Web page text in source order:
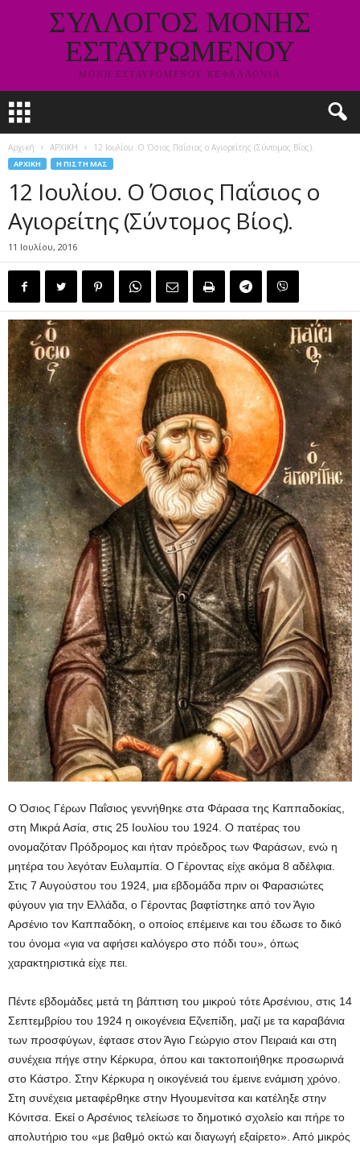
ΣΥΛΛΟΓΟΣ ΜΟΝΗΣ
ΕΣΤΑΥΡΩΜΕΝΟΥ
ΜΟΝΗ ΕΣΤΑΥΡΟΜΕΝΟΥ ΚΕΦΑΛΛΟΝΙΑ
Αρχική ΑΡΧΙΚΗ 12 Ιουλίου. Ο Όσιος Παΐσιος ο Αγιορείτης (Σύντομος Βίος).
ΑΡΧΙΚΗ Η ΠΙΣΤΗ ΜΑΣ
12 Ιουλίου. Ο Όσιος Παΐσιος ο
Αγιορείτης (Σύντομος Βίος).
11 Ιουλίου, 2016
Ο Όσιος Γέρων Παΐσιος γεννήθηκε στα Φάρασα της Καππαδοκίας,
στη Μικρά Ασία, στις 25 Ιουλίου του 1924. Ο πατέρας του
ονομαζόταν Πρόδρομος και ήταν πρόεδρος των Φαράσων, ενώ η
μητέρα του λεγόταν Ευλαμπία. Ο Γέροντας είχε ακόμα 8 αδέλφια.
Στις 7 Αυγούστου του 1924, μια εβδομάδα πριν οι Φαρασιώτες
φύγουν για την Ελλάδα, ο Γέροντας βαφτίστηκε από τον Άγιο
Αρσένιο τον Καππαδόκη, ο οποίος επέμεινε και του έδωσε το δικό
του όνομα «για να αφήσει καλόγερο στο πόδι του», όπως
χαρακτηριστικά είχε πει.
Πέντε εβδομάδες μετά τη βάπτιση του μικρού τότε Αρσένιου, στις 14
Σεπτεμβρίου του 1924 η οικογένεια Εζνεπίδη, μαζί με τα καραβάνια
των προσφύγων, έφτασε στον Άγιο Γεώργιο στον Πειραιά και στη
συνέχεια πήγε στην Κέρκυρα, όπου και τακτοποιήθηκε προσωρινά
στο Κάστρο. Στην Κέρκυρα η οικογένειά του έμεινε ενάμιση χρόνο.
Στη συνέχεια μεταφέρθηκε στην Ηγουμενίτσα και κατέληξε στην
Κόνιτσα. Εκεί ο Αρσένιος τελείωσε το δημοτικό σχολείο και πήρε το
απολυτήριο του «με βαθμό οκτώ και διαγωγή εξαίρετο». Από μικρός